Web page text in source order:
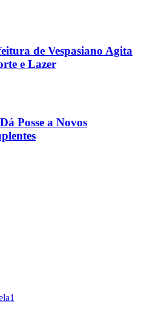
de Vespasiano Agita
e Lazer
Posse a Novos
1